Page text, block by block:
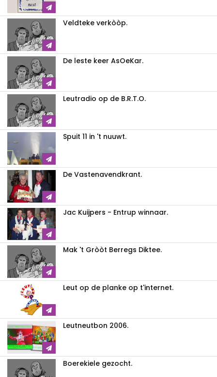
Veldteke verkòòp.
De leste keer AsOeKar.
Leutradio op de B.R.T.O.
Spuit 11 in 't nuuwt.
De Vastenavendkrant.
Jac Kuijpers - Entrup winnaar.
Mak 't Gròòt Berregs Diktee.
Leut op de planke op t'internet.
Leutneutbon 2006.
Boerekiele gezocht.